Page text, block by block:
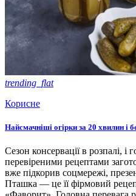
trending_flat
Корисне
Найсмачніші огірки за 20 хвилин і
Сезон консервації в розпалі, і
перевіреними рецептами
вже підкорив соцмережі,
Пташка — це її фірмовий